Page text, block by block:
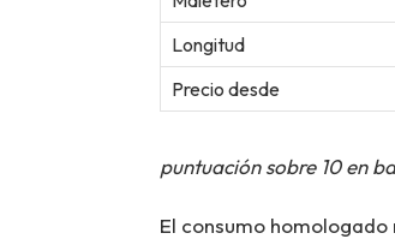
Longitud
Precio desde
puntuación sobre 10 en
El consumo